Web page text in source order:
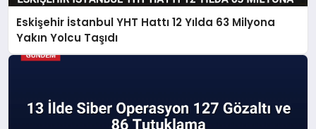
Eskişehir İstanbul YHT Hattı 12 Yılda 63 Milyona
Yakın Yolcu Taşıdı